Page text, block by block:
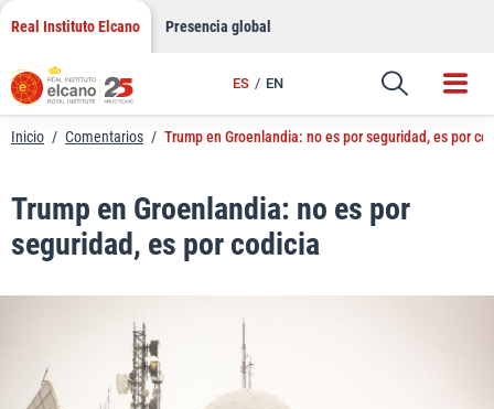
Saltar
contenido
Real Instituto Elcano Presencia global
ES EN
Enlace
Inicio / Comentarios / Trump en Groenlandia: no es por seguridad, es por
Trump en Groenlandia: no es por
seguridad, es por codicia